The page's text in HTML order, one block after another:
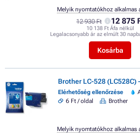
12 930 Ft 12 875
10 138 Ft Áfa nélkül
Legalacsonyabb ár az elmúlt 30
Kosárba
Melyik nyomtatókhoz alkalmas
Brother LC-528
Elérhetőség ellenőrzése
6 Ft / oldal
Brother
Melyik nyomtatókhoz alkalmas